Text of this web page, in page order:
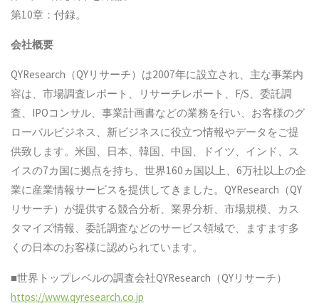
第10章：付録。
会社概要
QYResearch（QYリサーチ）は2007年に設立され、主な事業内
容は、市場調査レポート、リサーチレポート、F/S、委託調
査、IPOコンサル、事業計画書などの業務を行い、お客様のグ
ローバルビジネス、新ビジネスに役立つ情報やデータをご提
供致します。米国、日本、韓国、中国、ドイツ、インド、ス
イスの7カ国に拠点を持ち、世界160ヵ国以上、6万社以上の企
業に産業情報サービスを提供してきました。QYResearch（QY
リサーチ）が提供する競合分析、業界分析、市場規模、カス
タマイズ情報、委託調査などのサービス領域で、ますます多
くの日本のお客様に認められています。
■世界トップレベルの調査会社QYResearch（QYリサーチ）
https://www.qyresearch.co.jp